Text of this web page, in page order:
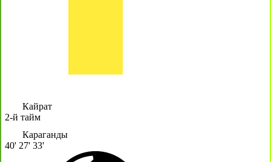
Кайрат
2-й тайм
Караганды
40' 27' 33'